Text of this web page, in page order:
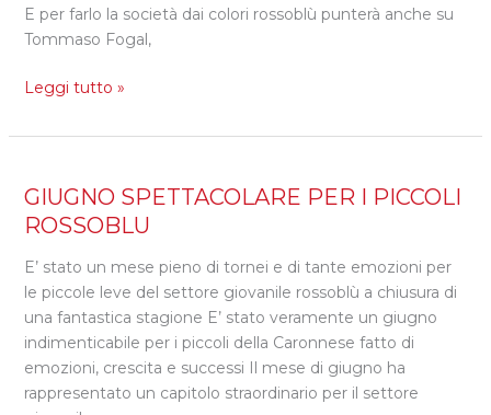
E per farlo la società dai colori rossoblù punterà anche su
Tommaso Fogal,
Leggi tutto »
GIUGNO SPETTACOLARE PER I PICCOLI
ROSSOBLU
E’ stato un mese pieno di tornei e di tante emozioni per
le piccole leve del settore giovanile rossoblù a chiusura di
una fantastica stagione E’ stato veramente un giugno
indimenticabile per i piccoli della Caronnese fatto di
emozioni, crescita e successi Il mese di giugno ha
rappresentato un capitolo straordinario per il settore
GIUGNO
SPETTACOLARE
I
PICCOLI
ROSSOBLU